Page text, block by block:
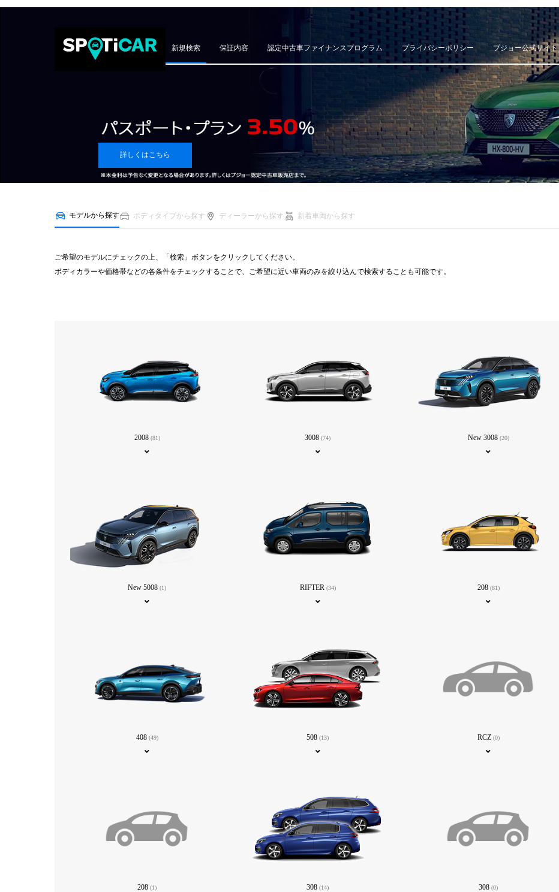
新規検索 保証内容 認定中古車ファイナンスプログラム プライバシーポリシー プジョー公式サイト
詳しくはこちら
モデルから探す ボディタイプから探す ディーラーから探す 新着車両から探す
ご希望のモデルにチェックの上、「検索」ボタンをクリックしてください。
ボディカラーや価格帯などの各条件をチェックすることで、ご希望に近い車両のみを絞り込んで検索することも可能です。
2008 (81) 3008(74) New 3008 (20)
New 5008(1) RIFTER (34) 208 (81)
408 (49) 508(13) RCZ (0)
208(1) 308(14) 308(0)